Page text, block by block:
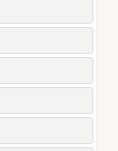
(Праслін)
з
знаменитому